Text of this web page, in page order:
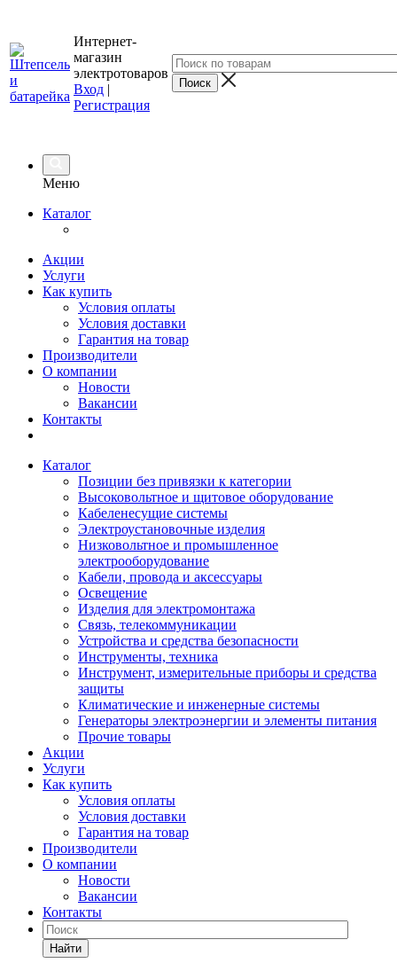
Интернет-
магазин
электротоваров
Вход |
Регистрация
Меню
Каталог
Акции
Услуги
Как купить
Условия оплаты
Условия доставки
Гарантия на товар
Производители
О компании
Новости
Вакансии
Контакты
Каталог
Позиции без привязки к категории
Высоковольтное и щитовое оборудование
Кабеленесущие системы
Электроустановочные изделия
Низковольтное и промышленное
электрооборудование
Кабели, провода и аксессуары
Освещение
Изделия для электромонтажа
Связь, телекоммуникации
Устройства и средства безопасности
Инструменты, техника
Инструмент, измерительные приборы и средства
защиты
Климатические и инженерные системы
Генераторы электроэнергии и элементы питания
Прочие товары
Акции
Услуги
Как купить
Условия оплаты
Условия доставки
Гарантия на товар
Производители
О компании
Новости
Вакансии
Контакты
Найти